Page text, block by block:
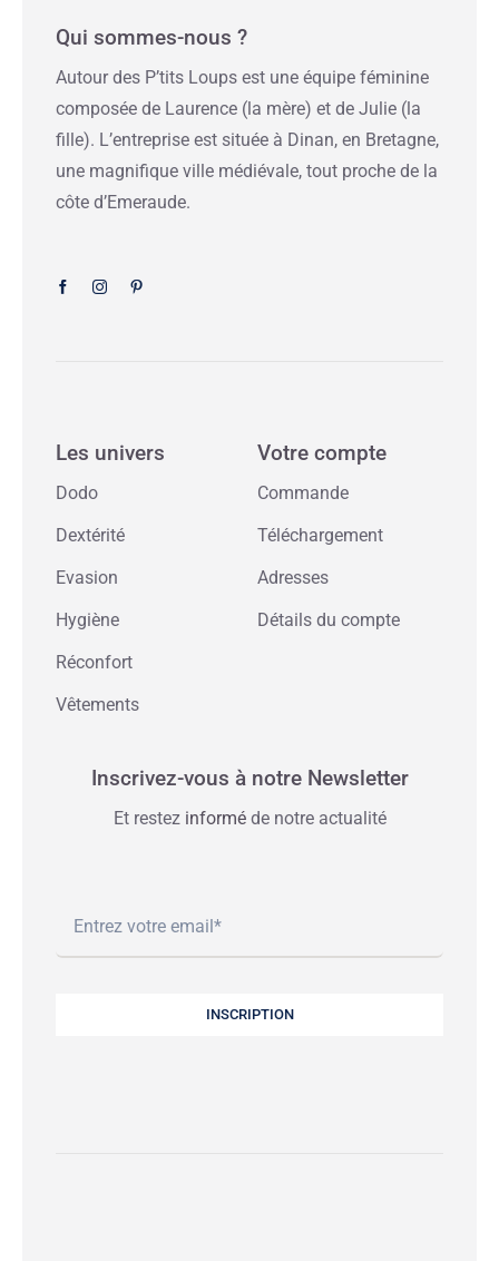
Qui sommes-nous ?
Autour des P’tits Loups est une équipe féminine
composée de Laurence (la mère) et de Julie (la
fille). L’entreprise est située à Dinan, en Bretagne,
une magnifique ville médiévale, tout proche de la
côte d’Emeraude.
Les univers
Dodo
Dextérité
Evasion
Hygiène
Réconfort
Vêtements
Votre compte
Commande
Téléchargement
Adresses
Détails du compte
Inscrivez-vous à notre Newsletter
Et restez informéde notre actualité
INSCRIPTION